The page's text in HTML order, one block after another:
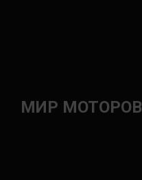
МИР МОТОРОВ